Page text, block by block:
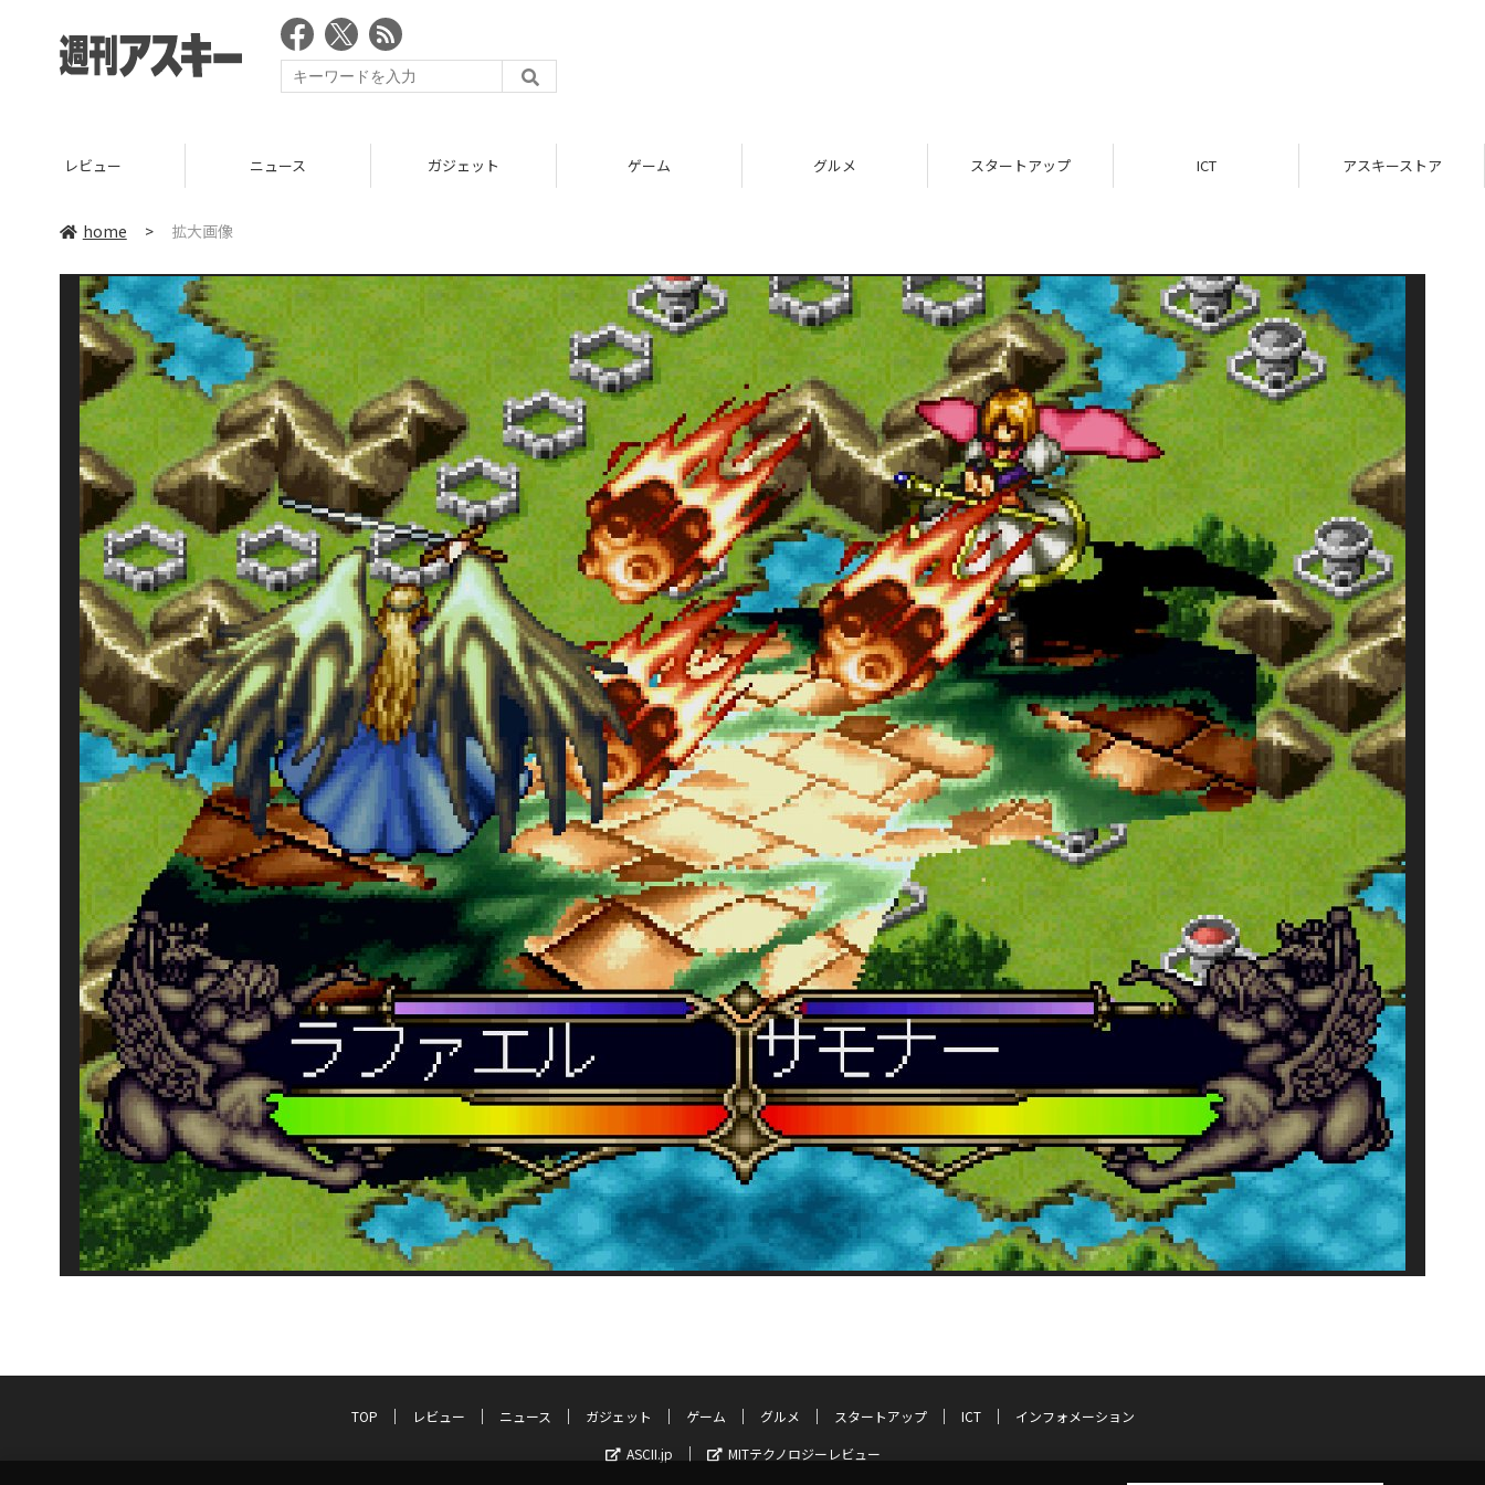
レビュー ニュース ガジェット ゲーム グルメ スタートアップ ICT アスキーストア
home > 拡大画像
TOP レビュー ニュース ガジェット ゲーム グルメ スタートアップ ICT
インフォメーション
ASCII.jp
MITテクノロジーレビュー